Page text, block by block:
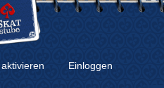
aktivieren Einloggen